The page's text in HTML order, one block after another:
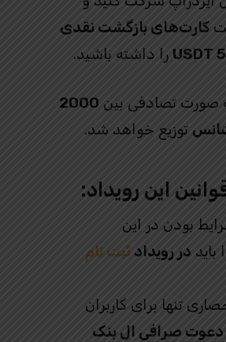
کارت‌های بازگشت نقدی
را داشته باشید.
صورت تصادفی بین 2000
توزیع خواهد شد.
این رویداد:
بودن در این
باید در رویداد ثبت‌ نام
تنها برای کاربران
دعوت صرافی ال بنک